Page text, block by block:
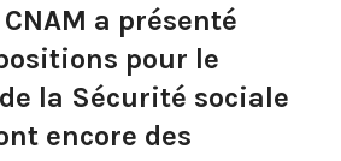
a présenté
pour le
la Sécurité sociale
encore des